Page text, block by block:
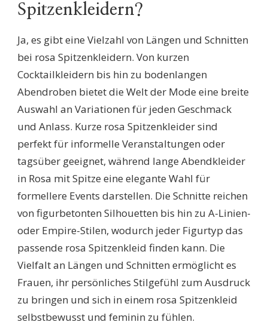
Spitzenkleidern?
Ja, es gibt eine Vielzahl von Längen und Schnitten
bei rosa Spitzenkleidern. Von kurzen
Cocktailkleidern bis hin zu bodenlangen
Abendroben bietet die Welt der Mode eine breite
Auswahl an Variationen für jeden Geschmack
und Anlass. Kurze rosa Spitzenkleider sind
perfekt für informelle Veranstaltungen oder
tagsüber geeignet, während lange Abendkleider
in Rosa mit Spitze eine elegante Wahl für
formellere Events darstellen. Die Schnitte reichen
von figurbetonten Silhouetten bis hin zu A-Linien-
oder Empire-Stilen, wodurch jeder Figurtyp das
passende rosa Spitzenkleid finden kann. Die
Vielfalt an Längen und Schnitten ermöglicht es
Frauen, ihr persönliches Stilgefühl zum Ausdruck
zu bringen und sich in einem rosa Spitzenkleid
selbstbewusst und feminin zu fühlen.